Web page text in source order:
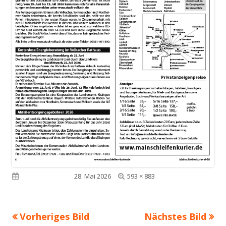
Veröffentlicht am28. Mai 2026
Volle
593 × 883
Vorheriges Bild Nächstes Bild